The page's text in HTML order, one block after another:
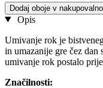
Dodaj oboje v
Opis
Umivanje rok je
in umazanije gre čez
umivanje rok postalo
Značilnosti: